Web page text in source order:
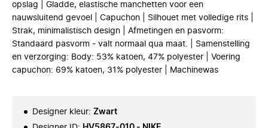
opslag | Gladde, elastische manchetten voor een
nauwsluitend gevoel | Capuchon | Silhouet met volledige rits |
Strak, minimalistisch design | Afmetingen en pasvorm:
Standaard pasvorm - valt normaal qua maat. | Samenstelling
en verzorging: Body: 53% katoen, 47% polyester | Voering
capuchon: 69% katoen, 31% polyester | Machinewas
Designer kleur: Zwart